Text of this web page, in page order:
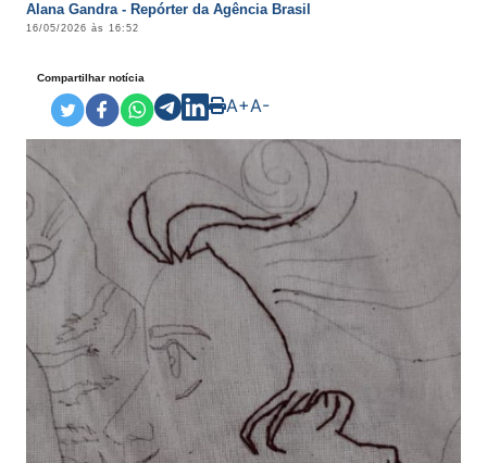
Alana Gandra - Repórter da Agência Brasil
16/05/2026 às 16:52
Compartilhar notícia
A+A-